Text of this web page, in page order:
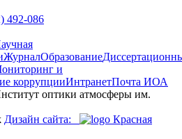
492-086
ЖурналОбразование
и
коррупцииИнтранетПочта ИОА
оптики атмосферы им.
Дизайн сайта:
Красная